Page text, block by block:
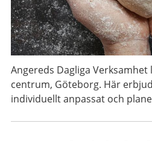
Angereds Dagliga Verksamhet
centrum, Göteborg. Här
individuellt anpassat och